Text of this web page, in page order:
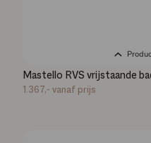
Mastello RVS vrijstaande
1.367,- vanaf prijs